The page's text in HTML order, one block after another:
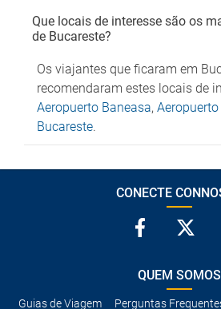
Que locais de interesse são os
de Bucareste?
Os viajantes que ficaram em
recomendaram estes locais de
Aeropuerto Baneasa,
Bucareste.
CONECTE
QUEM SOMOS
Guias de Viagem Perguntas